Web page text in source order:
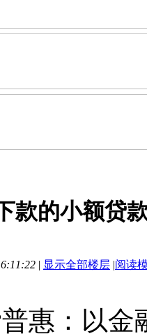
款的小额贷
| 显示全部楼层 |阅读
惠：以金